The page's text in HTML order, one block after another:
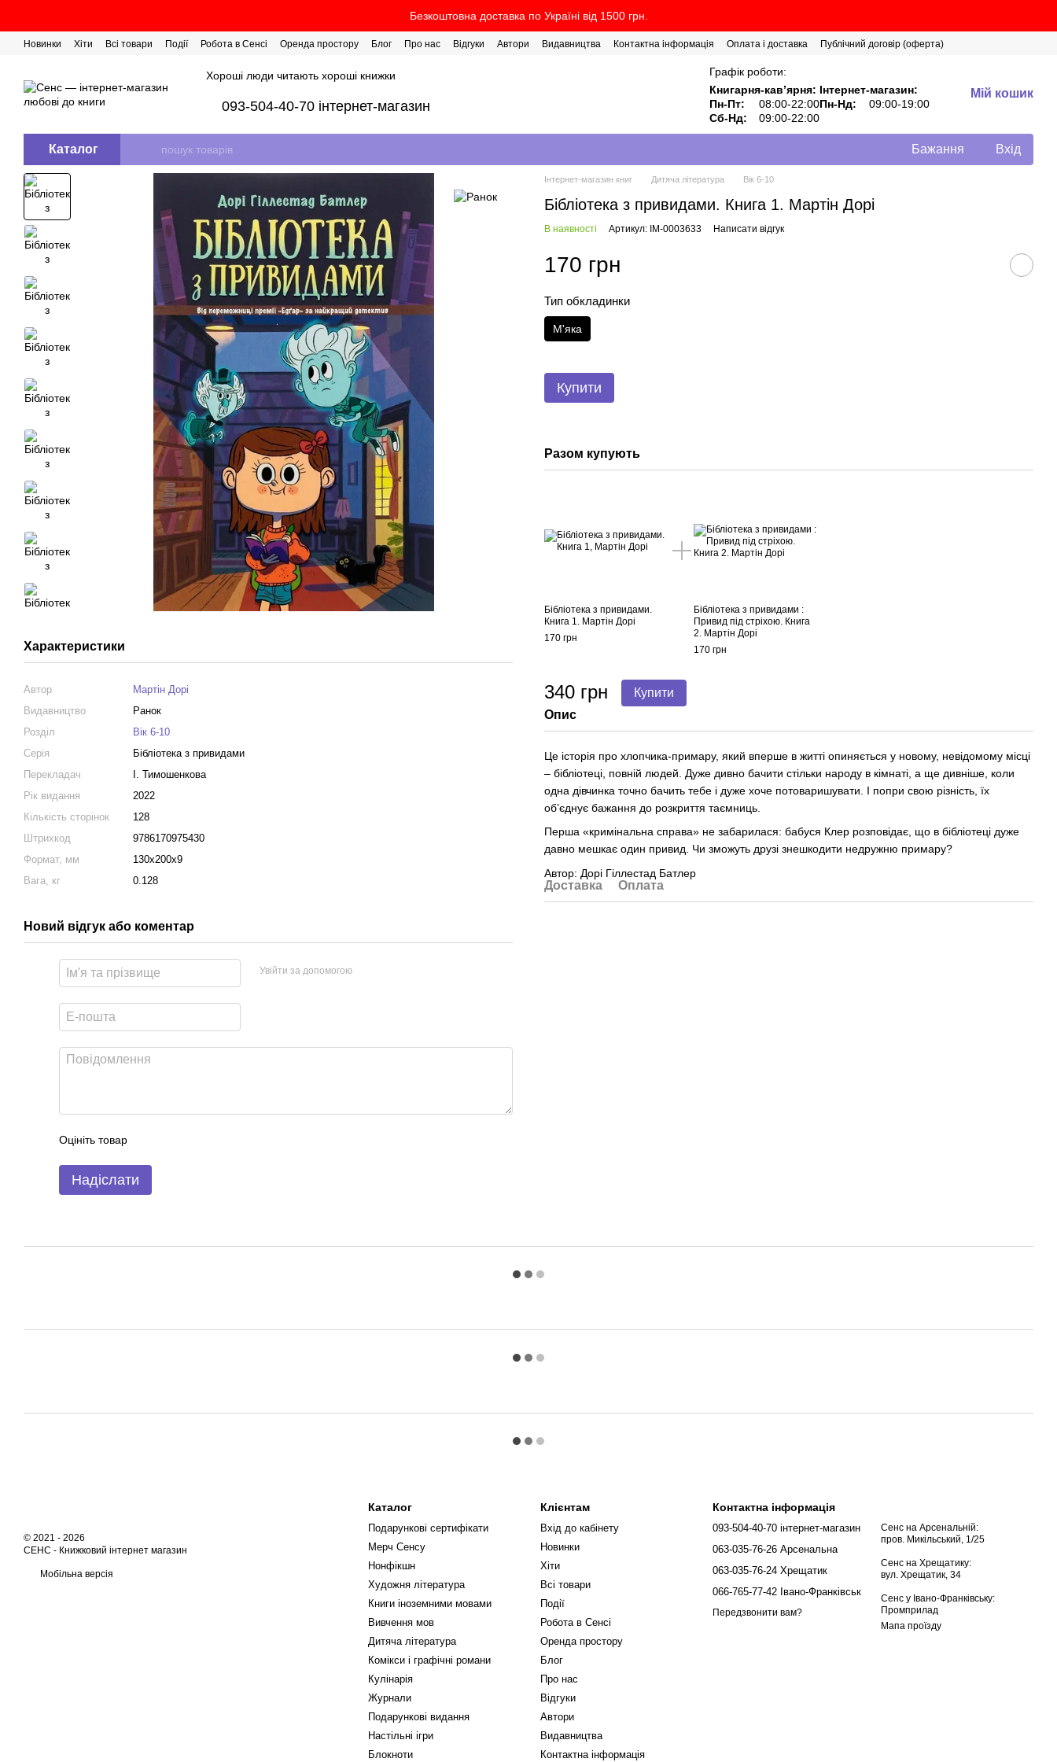
Безкоштовна доставка по Україні від 1500 грн.
Новинки Хіти Всі товари Події Робота в Сенсі Оренда простору Блог Про нас Відгуки Автори Видавництва Контактна інформація Оплата і доставка
Публічний договір (оферта)
Хороші люди читають хороші книжки
093-504-40-70 інтернет-магазин
Графік роботи:
Книгарня-кавʼярня: Інтернет-магазин:
Пн-Пт:
08:00-22:00Пн-Нд:
09:00-19:00
Сб-Нд:
09:00-22:00
Мій кошик
Каталог Бажання Вхід
Характеристики
Автор
Мартін Дорі
Видавництво
Ранок
Розділ
Вік 6-10
Серія
Бібліотека з привидами
Перекладач
І. Тимошенкова
Рік видання
2022
Кількість сторінок
128
Штрихкод
9786170975430
Формат, мм
130x200x9
Вага, кг
0.128
Новий відгук або коментар
Увійти за допомогою
Оцініть товар
Надіслати
Інтернет-магазин книг Дитяча література Вік 6-10
Бібліотека з привидами. Книга 1. Мартін Дорі
В наявності Артикул: IM-0003633 Написати відгук
170 грн
Тип обкладинки
М'яка
Купити
Разом купують
Бібліотека з привидами.
Книга 1. Мартін Дорі
170 грн
Бібліотека з привидами :
Привид під стріхою. Книга
2. Мартін Дорі
170 грн
340 грн
Купити
Опис
Це історія про хлопчика-примару, який вперше в житті опиняється у новому, невідомому місці
– бібліотеці, повній людей. Дуже дивно бачити стільки народу в кімнаті, а ще дивніше, коли
одна дівчинка точно бачить тебе і дуже хоче потоваришувати. І попри свою різність, їх
об’єднує бажання до розкриття таємниць.
Перша «кримінальна справа» не забарилася: бабуся Клер розповідає, що в бібліотеці дуже
давно мешкає один привид. Чи зможуть друзі знешкодити недружню примару?
Автор: Дорі Гіллестад Батлер
Доставка Оплата
© 2021 - 2026
СЕНС - Книжковий інтернет магазин
Мобільна версія
Каталог
Подарункові сертифікати
Мерч Сенсу
Нонфікшн
Художня література
Книги іноземними мовами
Вивчення мов
Дитяча література
Комікси і графічні романи
Кулінарія
Журнали
Подарункові видання
Настільні ігри
Блокноти
Клієнтам
Вхід до кабінету
Новинки
Хіти
Всі товари
Події
Робота в Сенсі
Оренда простору
Блог
Про нас
Відгуки
Автори
Видавництва
Контактна інформація
Контактна інформація
093-504-40-70 інтернет-магазин
063-035-76-26 Арсенальна
063-035-76-24 Хрещатик
066-765-77-42 Івано-Франківськ
Передзвонити вам?
Сенс на Арсенальній:
пров. Микільський, 1/25
Сенс на Хрещатику:
вул. Хрещатик, 34
Сенс у Івано-Франківську:
Промприлад
Мапа проїзду